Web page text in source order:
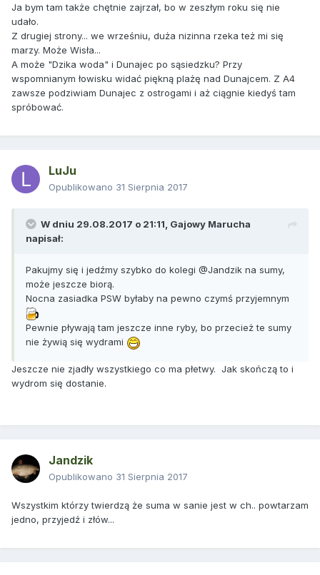
Ja bym tam także chętnie zajrzał, bo w zeszłym roku się nie
udało.
Z drugiej strony... we wrześniu, duża nizinna rzeka też mi się
marzy. Może Wisła...
A może "Dzika woda" i Dunajec po sąsiedzku? Przy
wspomnianym łowisku widać piękną plażę nad Dunajcem. Z A4
zawsze podziwiam Dunajec z ostrogami i aż ciągnie kiedyś tam
spróbować.
LuJu
Opublikowano 31 Sierpnia 2017
W dniu 29.08.2017 o 21:11, Gajowy Marucha
napisał:
Pakujmy się i jedźmy szybko do kolegi @Jandzik na sumy,
może jeszcze biorą.
Nocna zasiadka PSW byłaby na pewno czymś przyjemnym
Pewnie pływają tam jeszcze inne ryby, bo przecież te sumy
nie żywią się wydrami
Jeszcze nie zjadły wszystkiego co ma płetwy. Jak skończą to i
wydrom się dostanie.
Jandzik
Opublikowano 31 Sierpnia 2017
Wszystkim którzy twierdzą że suma w sanie jest w ch.. powtarzam
jedno, przyjedź i złów...